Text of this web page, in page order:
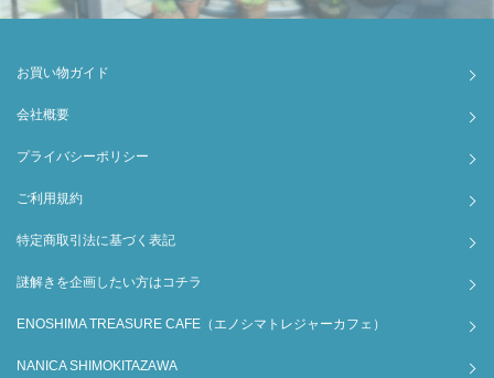
お買い物ガイド
会社概要
プライバシーポリシー
ご利用規約
特定商取引法に基づく表記
謎解きを企画したい方はコチラ
ENOSHIMA TREASURE CAFE（エノシマトレジャーカフェ）
NANICA SHIMOKITAZAWA